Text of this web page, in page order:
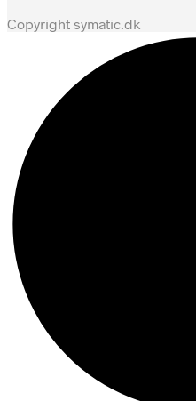
Copyright symatic.dk